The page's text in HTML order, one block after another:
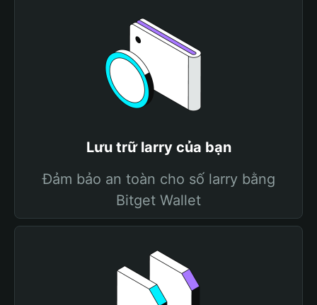
Lưu trữ larry của bạn
Đảm bảo an toàn cho số larry bằng
Bitget Wallet